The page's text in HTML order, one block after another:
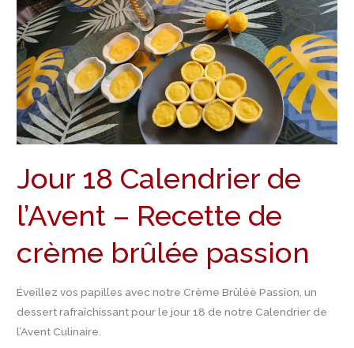
Jour 18 Calendrier de
l’Avent – Recette de
crème brûlée passion
Éveillez vos papilles avec notre Crème Brûlée Passion, un
dessert rafraîchissant pour le jour 18 de notre Calendrier de
l’Avent Culinaire.
Calendrier
de
l’Avent
–
Recette
de
crème
passion